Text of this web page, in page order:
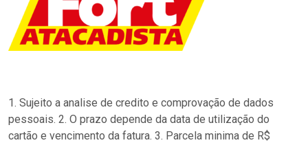
1. Sujeito a analise de credito e comprovação de dados
pessoais. 2. O prazo depende da data de utilização do
cartão e vencimento da fatura. 3. Parcela minima de R$